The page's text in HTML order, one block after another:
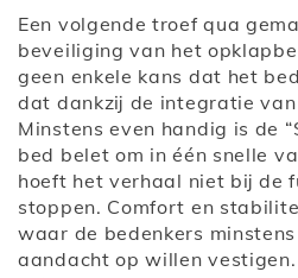
Een volgende troef qua
beveiliging van het
geen enkele kans dat het
dat dankzij de integratie
Minstens even handig is de
bed belet om in één snelle
hoeft het verhaal niet bij de
stoppen. Comfort en
waar de bedenkers
aandacht op willen